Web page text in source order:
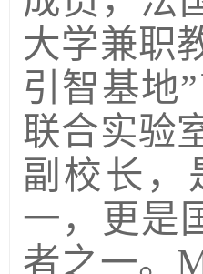
大学兼职
引智基地
联合实验
副校长，
一，更是
者之一。